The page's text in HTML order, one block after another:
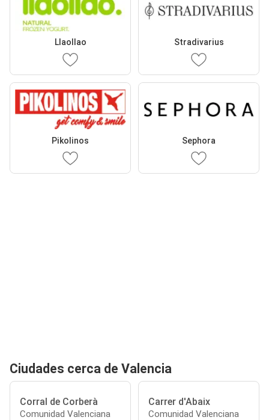
Llaollao Stradivarius
Pikolinos Sephora
Ciudades cerca de Valencia
Corral de Corberà
Comunidad Valenciana
Carrer d'Abaix
Comunidad Valenciana